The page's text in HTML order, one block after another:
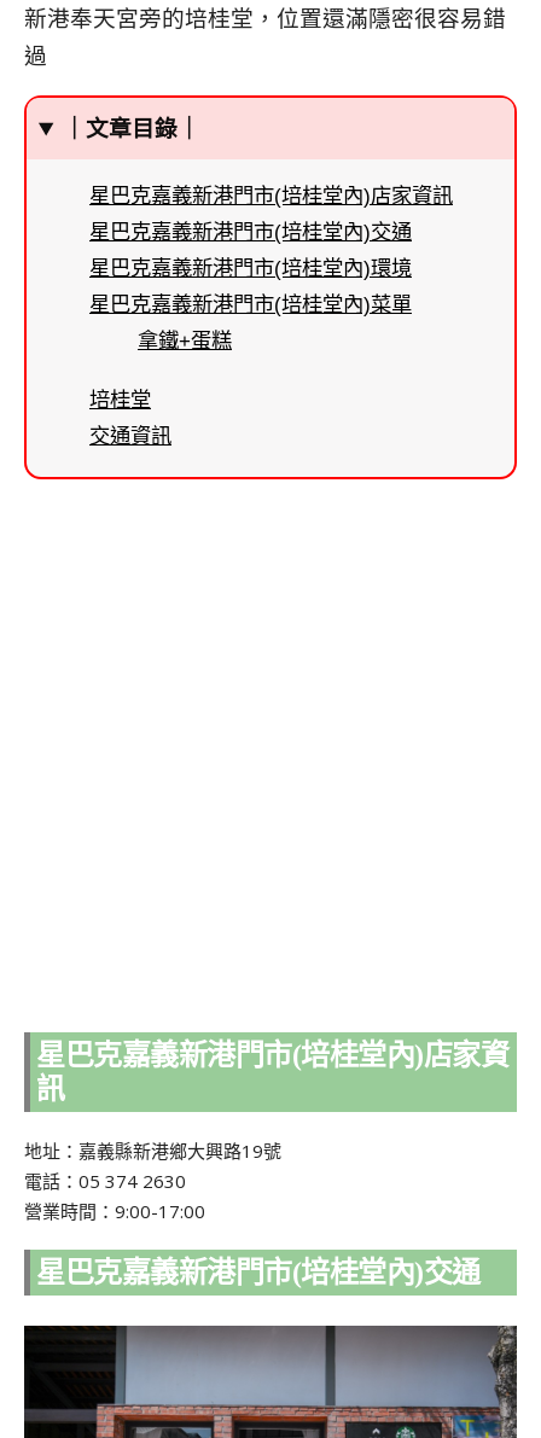
新港奉天宮旁的培桂堂，位置還滿隱密很容易錯
過
｜文章目錄｜
星巴克嘉義新港門市(培桂堂內)店家資訊
星巴克嘉義新港門市(培桂堂內)交通
星巴克嘉義新港門市(培桂堂內)環境
星巴克嘉義新港門市(培桂堂內)菜單
拿鐵+蛋糕
培桂堂
交通資訊
星巴克嘉義新港門市(培桂堂內)店家資
訊
地址：嘉義縣新港鄉大興路19號
電話：05 374 2630
營業時間：9:00-17:00
星巴克嘉義新港門市(培桂堂內)交通